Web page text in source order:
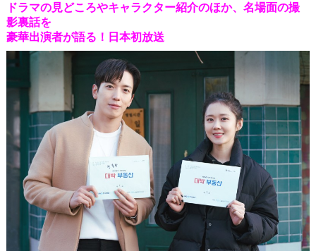
ドラマの見どころやキャラクター紹介のほか、名場面の撮
影裏話を
豪華出演者が語る！日本初放送